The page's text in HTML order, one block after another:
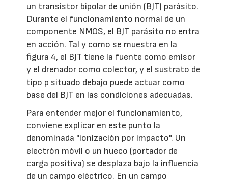
un transistor bipolar de unión (BJT) parásito.
Durante el funcionamiento normal de un
componente NMOS, el BJT parásito no entra
en acción. Tal y como se muestra en la
figura 4, el BJT tiene la fuente como emisor
y el drenador como colector, y el sustrato de
tipo p situado debajo puede actuar como
base del BJT en las condiciones adecuadas.
Para entender mejor el funcionamiento,
conviene explicar en este punto la
denominada "ionización por impacto". Un
electrón móvil o un hueco (portador de
carga positiva) se desplaza bajo la influencia
de un campo eléctrico. En un campo